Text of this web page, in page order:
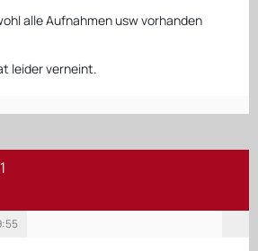
alle Aufnahmen usw vorhanden
leider verneint.